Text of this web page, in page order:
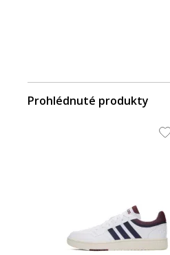
Prohlédnuté produkty